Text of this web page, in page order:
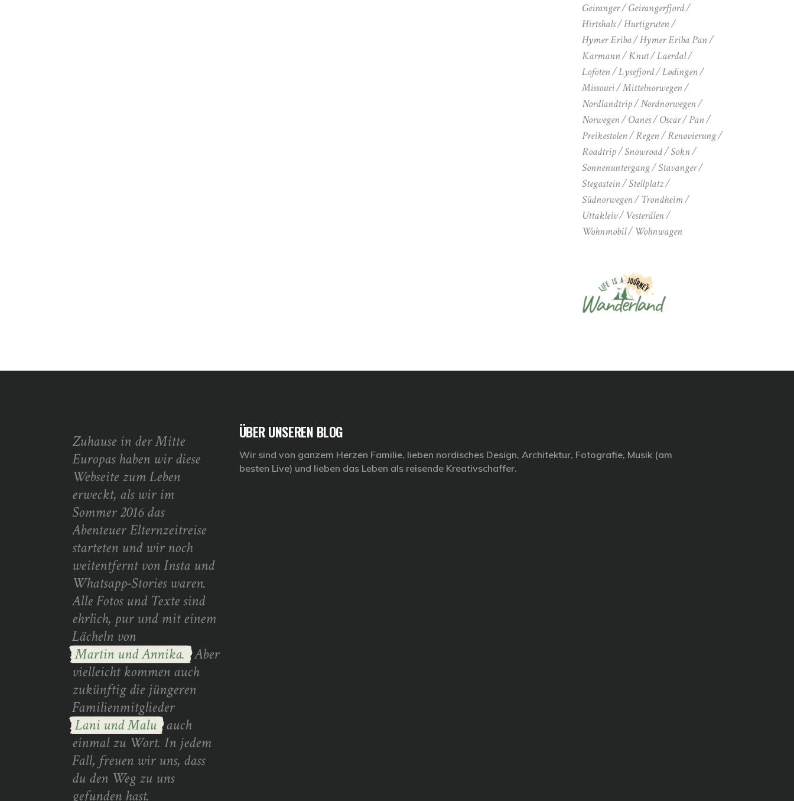
Geiranger
Geirangerfjord
Hirtshals
Hurtigruten
Hymer Eriba
Hymer Eriba Pan
Karmann
Knut
Laerdal
Lofoten
Lysefjord
Lødingen
Missouri
Mittelnorwegen
Nordlandtrip
Nordnorwegen
Norwegen
Oanes Oscar
Pan
Preikestolen
Regen
Renovierung
Roadtrip
Snowroad
Sokn
Sonnenuntergang
Stavanger
Stegastein
Stellplatz
Südnorwegen
Trondheim
Uttakleiv
Vesterålen
Wohnmobil
Wohnwagen
Zuhause in der Mitte
Europas haben wir diese
Webseite zum Leben
erweckt, als wir im
Sommer 2016 das
Abenteuer Elternzeitreise
starteten und wir noch
weitentfernt von Insta und
Whatsapp-Stories waren.
Alle Fotos und Texte sind
ehrlich, pur und mit einem
Lächeln von
Martin und Annika. Aber
vielleicht kommen auch
zukünftig die jüngeren
Familienmitglieder
Lani und Malu auch
einmal zu Wort. In jedem
Fall, freuen wir uns, dass
du den Weg zu uns
gefunden hast.
ÜBER UNSEREN BLOG
Wir sind von ganzem Herzen Familie, lieben nordisches Design, Architektur, Fotografie, Musik (am
besten Live) und lieben das Leben als reisende Kreativschaffer.